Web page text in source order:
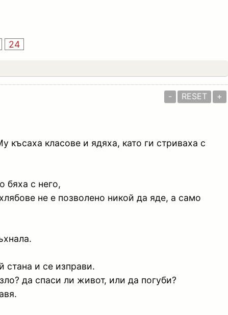
24
- RESET +
късаха класове и ядяха, като ги стриваха с
бяха с него,
не е позволено никой да яде, а само
стана и се изправи.
да спаси ли живот, или да погуби?